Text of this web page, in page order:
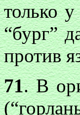
только
“бург”
против
71. В